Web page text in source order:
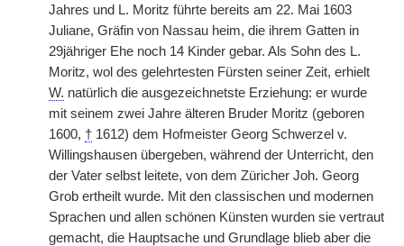
Jahres und L. Moritz führte bereits am 22. Mai 1603
Juliane, Gräfin von Nassau heim, die ihrem Gatten in
29jähriger Ehe noch 14 Kinder gebar. Als Sohn des L.
Moritz, wol des gelehrtesten Fürsten seiner Zeit, erhielt
W. natürlich die ausgezeichnetste Erziehung: er wurde
mit seinem zwei Jahre älteren Bruder Moritz (geboren
1600, † 1612) dem Hofmeister Georg Schwerzel v.
Willingshausen übergeben, während der Unterricht, den
der Vater selbst leitete, von dem Züricher Joh. Georg
Grob ertheilt wurde. Mit den classischen und modernen
Sprachen und allen schönen Künsten wurden sie vertraut
gemacht, die Hauptsache und Grundlage blieb aber die